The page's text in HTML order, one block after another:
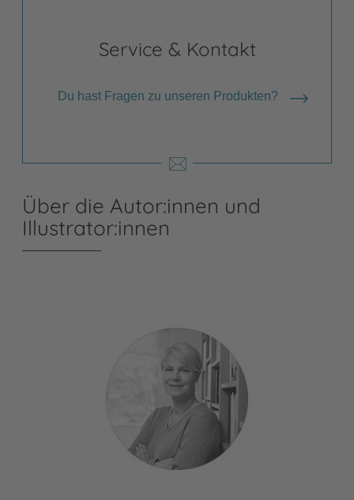
Service & Kontakt
Du hast Fragen zu unseren Produkten?
Über die Autor:innen und
Illustrator:innen